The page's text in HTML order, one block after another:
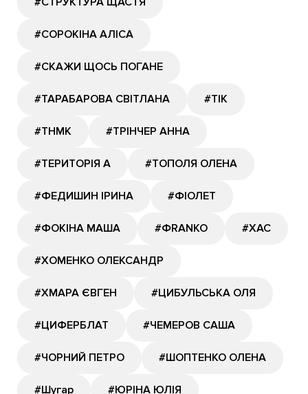
#СОРОКІНА АЛІСА
#СКАЖИ ЩОСЬ ПОГАНЕ
#ТАРАБАРОВА СВІТЛАНА #ТІК
#ТНМК #ТРІНЧЕР АННА
#ТЕРИТОРІЯ А #ТОПОЛЯ ОЛЕНА
#ФЕДИШИН ІРИНА #ФІОЛЕТ
#ФОКІНА МАША #ФRANKO #ХАС
#ХОМЕНКО ОЛЕКСАНДР
#ХМАРА ЄВГЕН #ЦИБУЛЬСЬКА ОЛЯ
#ЦИФЕРБЛАТ #ЧЕМЕРОВ САША
#ЧОРНИЙ ПЕТРО #ШОПТЕНКО ОЛЕНА
#Шугар #ЮРІНА ЮЛІЯ